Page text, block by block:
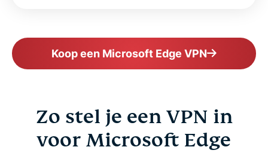
Koop een Microsoft Edge VPN
Zo stel je een VPN in
voor Microsoft Edge